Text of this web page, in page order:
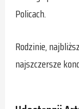
Policach.
Rodzinie,
najszczersze